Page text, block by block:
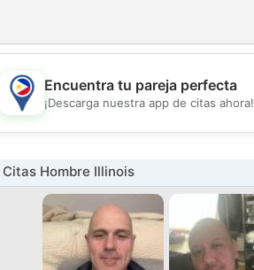
Encuentra tu pareja perfecta
¡Descarga nuestra app de citas ahora!
Citas Hombre Illinois